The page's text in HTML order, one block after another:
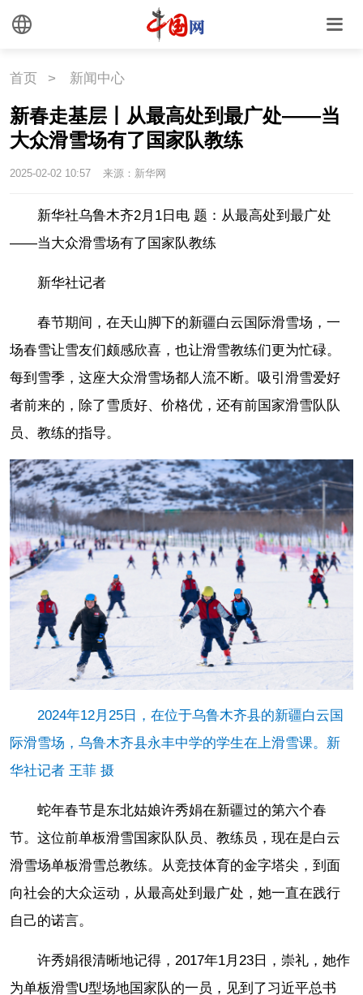
首页 > 新闻中心
新春走基层丨从最高处到最广处——当
大众滑雪场有了国家队教练
2025-02-02 10:57 来源：新华网
新华社乌鲁木齐2月1日电 题：从最高处到最广处
——当大众滑雪场有了国家队教练
新华社记者
春节期间，在天山脚下的新疆白云国际滑雪场，一
场春雪让雪友们颇感欣喜，也让滑雪教练们更为忙碌。
每到雪季，这座大众滑雪场都人流不断。吸引滑雪爱好
者前来的，除了雪质好、价格优，还有前国家滑雪队队
员、教练的指导。
2024年12月25日，在位于乌鲁木齐县的新疆白云国
际滑雪场，乌鲁木齐县永丰中学的学生在上滑雪课。新
华社记者 王菲 摄
蛇年春节是东北姑娘许秀娟在新疆过的第六个春
节。这位前单板滑雪国家队队员、教练员，现在是白云
滑雪场单板滑雪总教练。从竞技体育的金字塔尖，到面
向社会的大众运动，从最高处到最广处，她一直在践行
自己的诺言。
许秀娟很清晰地记得，2017年1月23日，崇礼，她作
为单板滑雪U型场地国家队的一员，见到了习近平总书